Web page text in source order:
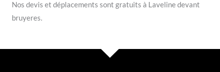
Nos devis et déplacements sont gratuits à Laveline devant
bruyeres.